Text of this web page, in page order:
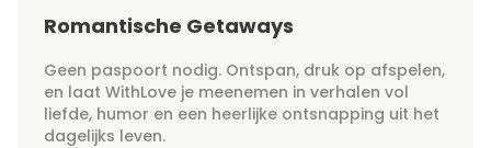
Romantische Getaways
Geen paspoort nodig. Ontspan, druk op afspelen,
en laat WithLove je meenemen in verhalen vol
liefde, humor en een heerlijke ontsnapping uit het
dagelijks leven.